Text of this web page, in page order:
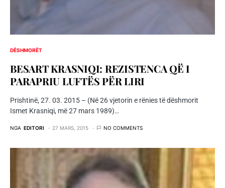
DËSHMORËT
BESART KRASNIQI: REZISTENCA QË I
PARAPRIU LUFTËS PËR LIRI
Prishtinë, 27. 03. 2015 – (Në 26 vjetorin e rënies të dëshmorit
Ismet Krasniqi, më 27 mars 1989)…
NGA EDITORI 27 MARS, 2015 NO COMMENTS